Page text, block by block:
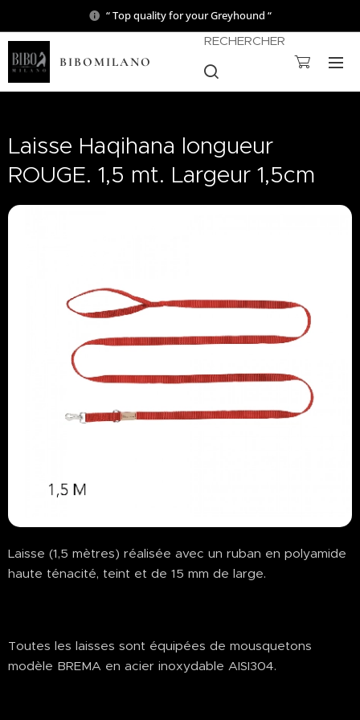
“ Top quality for your Greyhound “
BIBOMILANO
RECHERCHER
Laisse Haqihana longueur
ROUGE. 1,5 mt. Largeur 1,5cm
Laisse (1,5 mètres) réalisée avec un ruban en polyamide
haute ténacité, teint et de 15 mm de large.
Toutes les laisses sont équipées de mousquetons
modèle BREMA en acier inoxydable AISI304.